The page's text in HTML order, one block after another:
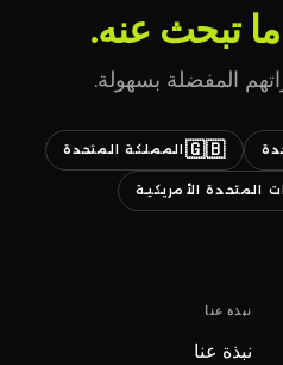
تبحث عنه.
المفضلة بسهولة.
🇬🇧 المملكة المتحدة
المتحدة الأمريكية
نبذة عنا
نبذة عنا